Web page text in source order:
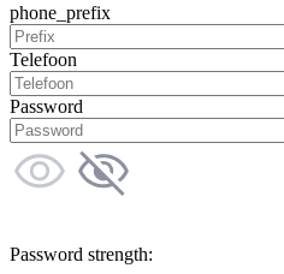
phone_prefix
Telefoon
Password
Password strength: